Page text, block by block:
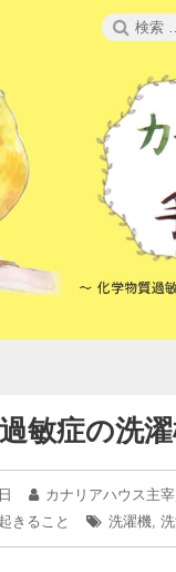
検
索:
敏症の洗
2025
年
3
月
投
稿
カナリアハウス主
きること
タ
洗濯機,